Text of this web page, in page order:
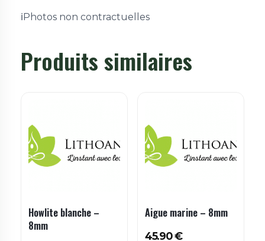
ℹ️Photos non contractuelles
Produits similaires
Howlite blanche –
8mm
Aigue marine – 8mm
45.90€